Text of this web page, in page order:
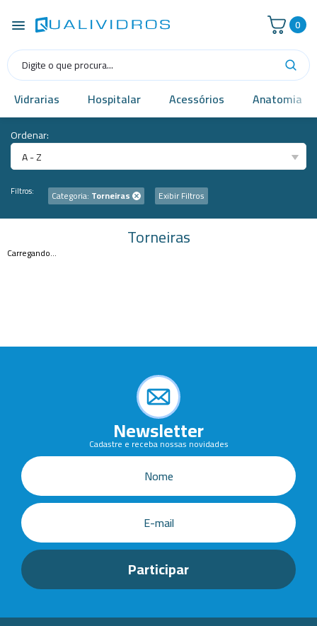
0
Vidrarias Hospitalar Acessórios Anatomia
Ordenar:
A - Z
Filtros: Categoria: Torneiras Exibir Filtros
Torneiras
Carregando...
Newsletter
Cadastre e receba nossas novidades